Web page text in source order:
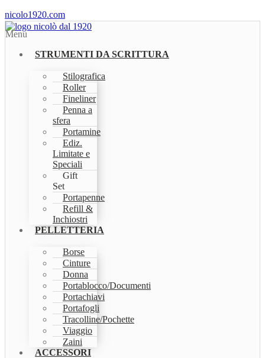
nicolo1920.com
Menu
STRUMENTI DA SCRITTURA
Stilografica
Roller
Fineliner
Penna a
sfera
Portamine
Ediz.
Limitate e
Speciali
Gift
Set
Portapenne
Refill &
Inchiostri
PELLETTERIA
Borse
Cinture
Donna
Portablocco/Documenti
Portachiavi
Portafogli
Tracolline/Pochette
Viaggio
Zaini
ACCESSORI